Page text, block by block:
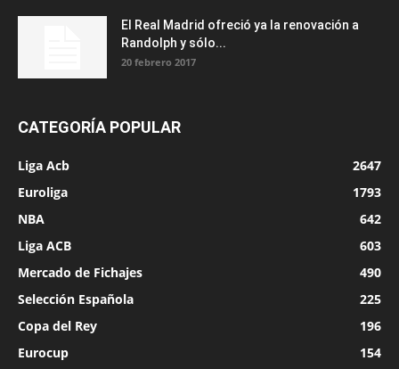
El Real Madrid ofreció ya la renovación a
Randolph y sólo...
20 febrero 2017
CATEGORÍA POPULAR
Liga Acb
2647
Euroliga
1793
NBA
642
Liga ACB
603
Mercado de Fichajes
490
Selección Española
225
Copa del Rey
196
Eurocup
154